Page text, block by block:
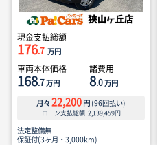
現金支払総額
176.7 万円
車両本体価格
168.7万円
諸費用
8.0万円
月々 22,200 円 (96回払い)
ローン支払総額 2,139,459円
法定整備無
保証付(3ヶ月・3,000km)